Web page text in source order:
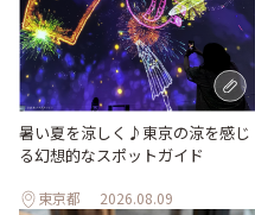
暑い夏を涼しく♪東京の涼を感じ
る幻想的なスポットガイド
東京都 2026.08.09